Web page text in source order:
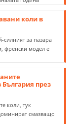
коли в
за пазара
френски модел е
през
коли, тук
смазващо